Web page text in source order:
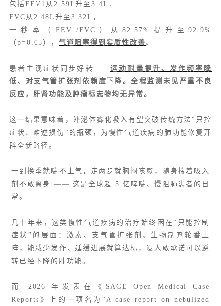
包括FEV1 从2.59L升至3.4L，
FVC从2.48L升至3.32L，
一秒率
（FEV1/FVC）从82.57%提升至92.9%
（p=0.05）， 气道阻塞得到实质性改善。
患者主观症状同步好转—— 运动耐量提升、发作频率降
低、对 支气管扩张剂 依赖度下降。全程监测未见严重不良
反应，肝肾功能及 肿瘤标志物均无异常。
这一结果意味着，外泌体雾化吸入有望突破传统方法"只控
症状、难逆损伤"的瓶颈，为慢性气道疾病的肺功能修复开
辟全新路径。
一到换季就喘不上气，走两步就胸闷咳嗽，随身揣着吸入
剂不敢离身 —— 这是全球超 5 亿哮喘、慢阻肺患者的日
常。
几十年来，这类慢性气道疾病的治疗始终困在“只能控制
症状”的层面：激素、支气管扩张剂、生物制剂轮番上
阵，能减少发作、延缓进展就算达标，没人敢承诺可以逆
转已经下降的肺功能。
而 2026 年发表在《SAGE Open Medical Case
Reports》上的一项名为“A case report on nebulized